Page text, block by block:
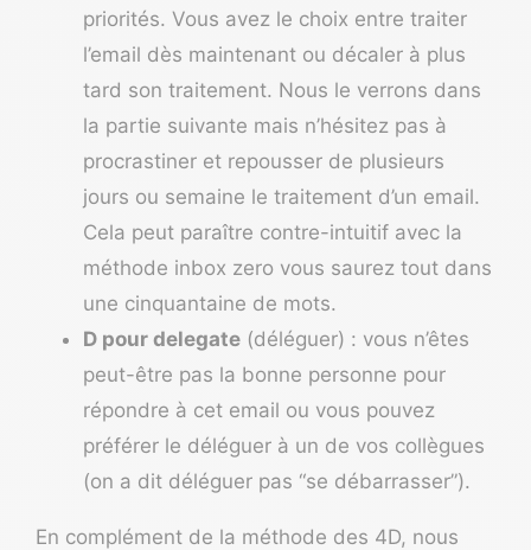
priorités. Vous avez le choix entre traiter
l’email dès maintenant ou décaler à plus
tard son traitement. Nous le verrons dans
la partie suivante mais n’hésitez pas à
procrastiner et repousser de plusieurs
jours ou semaine le traitement d’un email.
Cela peut paraître contre-intuitif avec la
méthode inbox zero vous saurez tout dans
une cinquantaine de mots.
D pour delegate (déléguer) : vous n’êtes
peut-être pas la bonne personne pour
répondre à cet email ou vous pouvez
préférer le déléguer à un de vos collègues
(on a dit déléguer pas “se débarrasser”).
En complément de la méthode des 4D, nous